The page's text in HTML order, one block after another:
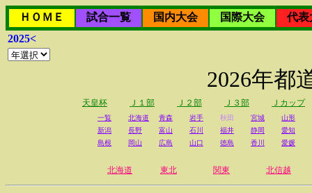
ＨＯＭＥ 試合一覧 国内大会 国際大会
代表
2025<
2026年都
天皇杯 Ｊ１部 Ｊ２部 Ｊ３部 Ｊカップ
一覧 北海道 青森 岩手 秋田 宮城
山形
新潟
長野 富山 石川 福井 静岡
愛知
島根
岡山 広島 山口 徳島 香川 愛媛
北海道 東北 関東 北信越